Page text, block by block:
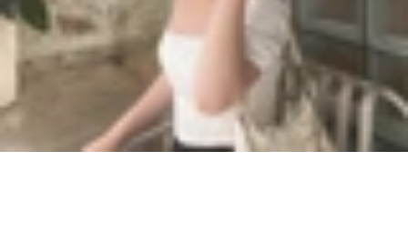
Ngày đăng: 15/04/2025
Cập nhật:15/04/2025
Theo dõi XTMobile trên